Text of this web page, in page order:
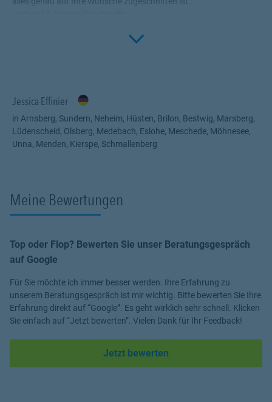
lassen und eventuell dadurch einbesseres Preis-Leistungs-
Außerdem ist es doch schön zu wissen, dass es da eine
Ansprechpartnerin in Ihrer Nähegibt und Sie dadurch nichteine
halbe Stunde inirgendeiner Warteschlangeauf einen total
fremden Vermittlerwarten müssen.
Click to
Jessica Effinier
in Arnsberg, Sundern, Neheim, Hüsten, Brilon, Bestwig, Marsberg,
Lüdenscheid, Olsberg, Medebach, Eslohe, Meschede, Möhnesee,
Unna, Menden, Kierspe, Schmallenberg
Meine Bewertungen
Top oder Flop? Bewerten Sie unser Beratungsgespräch
auf Google
Für Sie möchte ich immer besser werden. Ihre Erfahrung zu
unserem Beratungsgespräch ist mir wichtig. Bitte bewerten Sie Ihre
Erfahrung direkt auf “Google”. Es geht wirklich sehr schnell. Klicken
Sie einfach auf “Jetzt bewerten”. Vielen Dank für Ihr Feedback!
Jetzt bewerten